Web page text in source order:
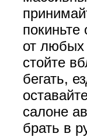
от любых
стойте
бегать,
салоне
брать в